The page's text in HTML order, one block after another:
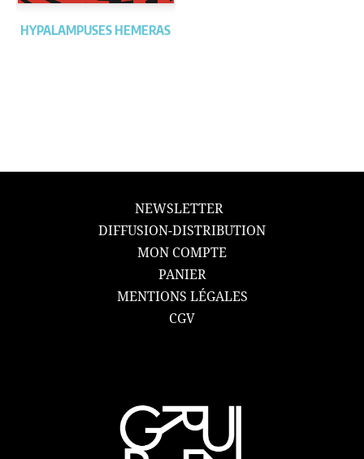
HYPALAMPUSES HEMERAS
NEWSLETTER
DIFFUSION-DISTRIBUTION
MON COMPTE
PANIER
MENTIONS LÉGALES
CGV